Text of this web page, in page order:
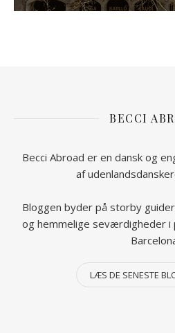
BECCI
Becci Abroad er en dansk og
af
Bloggen byder på storby
og hemmelige seværdigheder
LÆS DE SENESTE